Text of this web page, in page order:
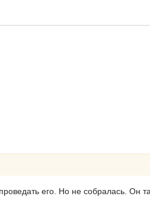
его. Но не собралась. Он